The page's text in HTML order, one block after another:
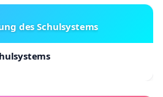
des Schulsystems